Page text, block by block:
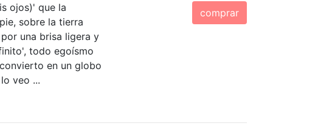
ojos)' que la
sobre la tierra
una brisa ligera y
todo egoísmo
en un globo
veo ...
comprar